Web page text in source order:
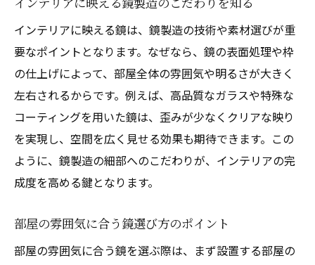
インテリアに映える鏡は、鏡製造の技術や素材選びが重
要なポイントとなります。なぜなら、鏡の表面処理や枠
の仕上げによって、部屋全体の雰囲気や明るさが大きく
左右されるからです。例えば、高品質なガラスや特殊な
コーティングを用いた鏡は、歪みが少なくクリアな映り
を実現し、空間を広く見せる効果も期待できます。この
ように、鏡製造の細部へのこだわりが、インテリアの完
成度を高める鍵となります。
部屋の雰囲気に合う鏡選び方のポイント
部屋の雰囲気に合う鏡を選ぶ際は、まず設置する部屋の